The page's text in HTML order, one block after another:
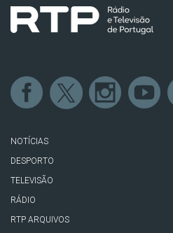
NOTÍCIAS
DESPORTO
TELEVISÃO
RÁDIO
RTP ARQUIVOS